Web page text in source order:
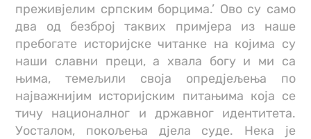
преживјелим српским борцима.’ Ово су само
два од безброј таквих примјера из наше
пребогате историјске читанке на којима су
наши славни преци, а хвала богу и ми са
њима, темељили своја опредјељења по
најважнијим историјским питањима која се
тичу националног и државног идентитета.
Уосталом, покољења дјела суде. Нека је